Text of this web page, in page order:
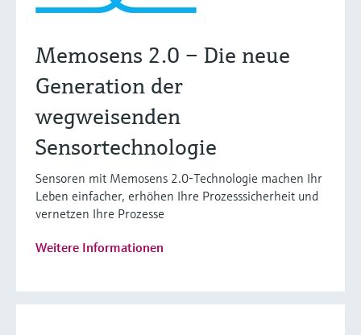
Memosens 2.0 – Die neue
Generation der
wegweisenden
Sensortechnologie
Sensoren mit Memosens 2.0-Technologie machen Ihr
Leben einfacher, erhöhen Ihre Prozesssicherheit und
vernetzen Ihre Prozesse
Weitere Informationen